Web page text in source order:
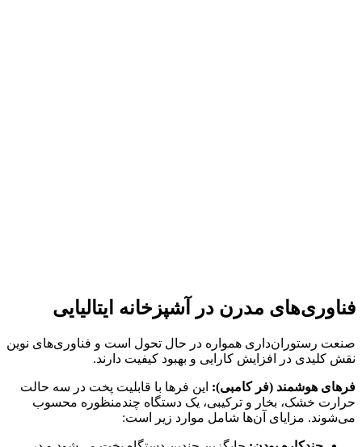
فناوری‌های مدرن در آشپزخانه ایتالیایی
صنعت رستوران‌داری همواره در حال تحول است و فناوری‌های نوین
نقش کلیدی در افزایش کارایی و بهبود کیفیت دارند.
فرهای هوشمند (فر کامبی): این فرها با قابلیت پخت در سه حالت
حرارت خشک، بخار و ترکیبی، یک دستگاه چندمنظوره محسوب
می‌شوند. مزایای آن‌ها شامل موارد زیر است: